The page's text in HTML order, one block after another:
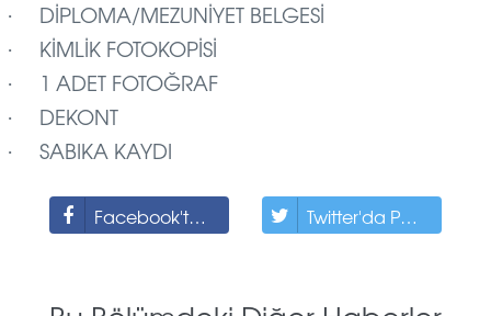
· DİPLOMA/MEZUNİYET BELGESİ
· KİMLİK FOTOKOPİSİ
· 1 ADET FOTOĞRAF
· DEKONT
· SABIKA KAYDI
Facebook'ta Paylaş Twitter'da Paylaş